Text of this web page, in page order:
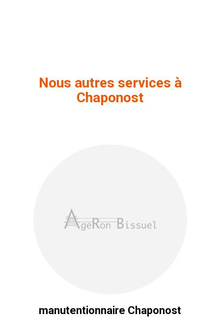
Nous autres services à
Chaponost
manutentionnaire Chaponost